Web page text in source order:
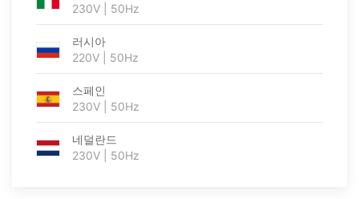
230V | 50Hz
러시아
220V | 50Hz
스페인
230V | 50Hz
네덜란드
230V | 50Hz